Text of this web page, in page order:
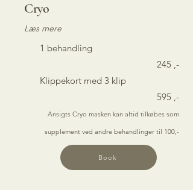
Cryo
Læs mere
1 behandling
245 ,-
Klippekort med 3 klip
595 ,-
Ansigts Cryo masken kan altid tilkøbes som
supplement ved andre behandlinger til 100,-
Book